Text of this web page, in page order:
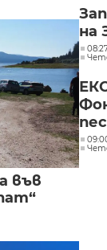
във
на